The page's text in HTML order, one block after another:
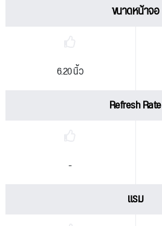
ขนาดหน้าจอ
6.20 นิ้ว
Refresh Rate
-
แรม